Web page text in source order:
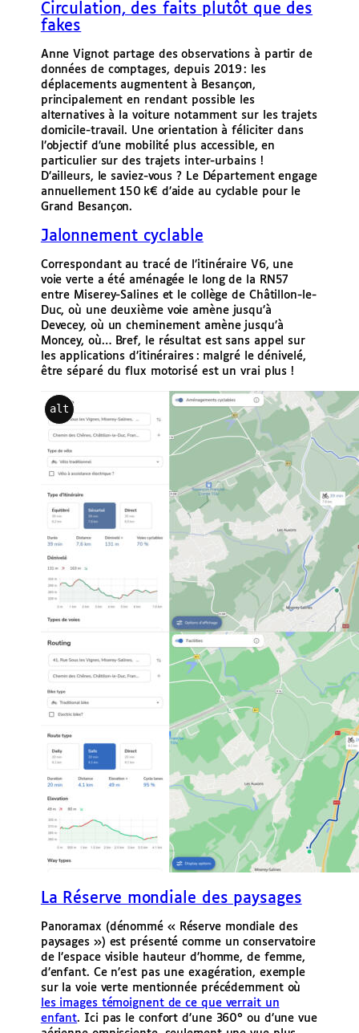
Circulation, des faits plutôt que des
fakes
Anne Vignot partage des observations à partir de
données de comptages, depuis 2019 : les
déplacements augmentent à Besançon,
principalement en rendant possible les
alternatives à la voiture notamment sur les trajets
domicile-travail. Une orientation à féliciter dans
l’objectif d’une mobilité plus accessible, en
particulier sur des trajets inter-urbains !
D’ailleurs, le saviez-vous ? Le Département engage
annuellement 150 k€ d’aide au cyclable pour le
Grand Besançon.
Jalonnement cyclable
Correspondant au tracé de l’itinéraire V6, une
voie verte a été aménagée le long de la RN57
entre Miserey-Salines et le collège de Châtillon-le-
Duc, où une deuxième voie amène jusqu’à
Devecey, où un cheminement amène jusqu’à
Moncey, où… Bref, le résultat est sans appel sur
les applications d’itinéraires : malgré le dénivelé,
être séparé du flux motorisé est un vrai plus !
alt
La Réserve mondiale des paysages
Panoramax (dénommé « Réserve mondiale des
paysages ») est présenté comme un conservatoire
de l’espace visible hauteur d’homme, de femme,
d’enfant. Ce n’est pas une exagération, exemple
sur la voie verte mentionnée précédemment où
les images témoignent de ce que verrait un
enfant. Ici pas le confort d’une 360° ou d’une vue